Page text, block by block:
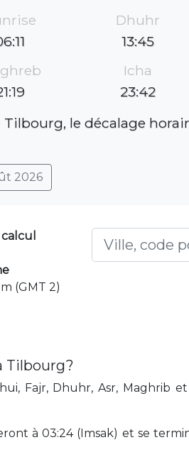
Dhuhr
13:45
Icha
23:42
le décalage
2026
(GMT 2)
Tilbourg?
Fajr, Dhuhr, Asr, Maghrib
à 03:24 (Imsak) et se